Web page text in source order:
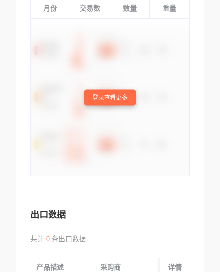
月份 交易数 数量 重量
登录查看更多
出口数据
共计 0条出口数据
产品描述 采购商 起运国/地区
详情